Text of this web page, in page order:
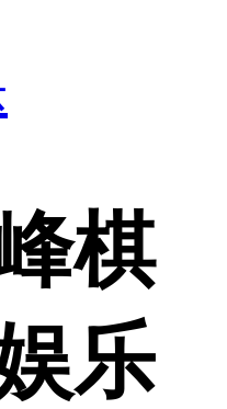
棋
乐